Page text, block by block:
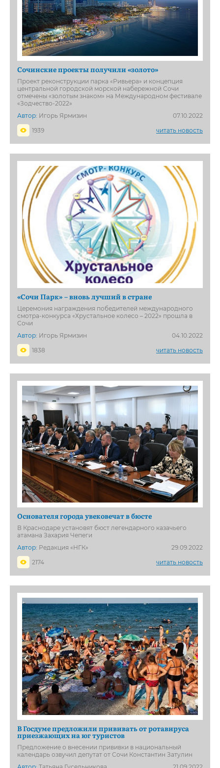
Сочинские проекты получили «золото»
Проект реконструкции парка «Ривьера» и концепция
центральной городской морской набережной Сочи
отмечены «золотым знаком» на Международном фестивале
«Зодчество-2022»
Автор: Игорь Ярмизин
07.10.2022
1939
читать новость
«Сочи Парк» – вновь лучший в стране
Церемония награждения победителей международного
смотра-конкурса «Хрустальное колесо – 2022» прошла в
Сочи
Автор: Игорь Ярмизин
04.10.2022
1838
читать новость
Основателя города увековечат в бюсте
В Краснодаре установят бюст легендарного казачьего
атамана Захария Чепеги
Автор: Редакция «НГК»
29.09.2022
2174
читать новость
В Госдуме предложили прививать от ротавируса
приезжающих на юг туристов
Предложение о внесении прививки в национальный
календарь озвучил депутат от Сочи Константин Затулин